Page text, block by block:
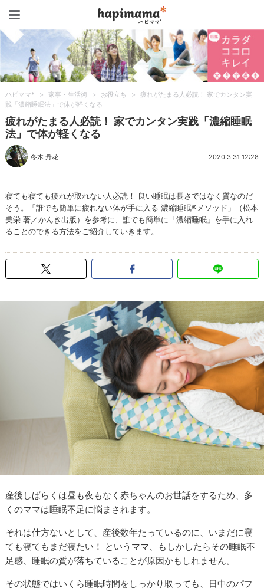
ハピママ* > 家事・生活術 > お役立ち >
疲れがたまる人必読！ 家でカンタン実
践「濃縮睡眠法」で体が軽くなる
疲れがたまる人必読！ 家でカンタン実践「濃縮睡眠
法」で体が軽くなる
冬木 丹花 2020.3.31 12:28
寝ても寝ても疲れが取れない人必読！ 良い睡眠は長さではなく質なのだ
そう。「誰でも簡単に疲れない体が手に入る 濃縮睡眠®メソッド」（松本
美栄 著／かんき出版）を参考に、誰でも簡単に「濃縮睡眠」を手に入れ
ることのできる方法をご紹介していきます。
産後しばらくは昼も夜もなく赤ちゃんのお世話をするため、多
くのママは睡眠不足に悩まされます。
それは仕方ないとして、産後数年たっているのに、いまだに寝
ても寝てもまだ寝たい！ というママ、もしかしたらその睡眠不
足感、睡眠の質が落ちていることが原因かもしれません。
その状態ではいくら睡眠時間をしっかり取っても、日中のパフ